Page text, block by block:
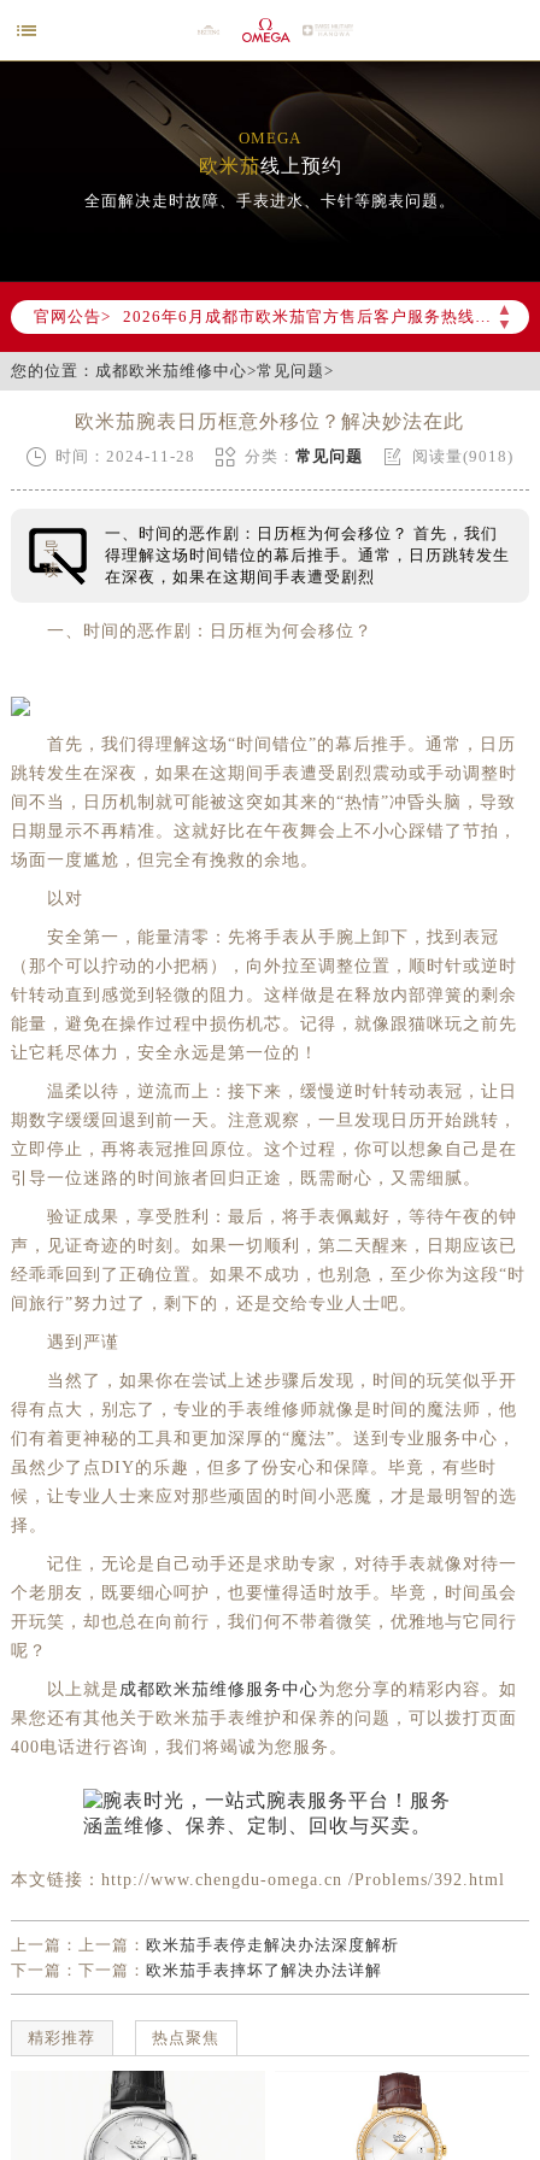

OMEGA
欧米茄线上预约
全面解决走时故障、手表进水、卡针等腕表问题。
官网公告>
▲
▼
2026年6月欧米茄成都市售后服务网络优化升级公告
节假日正常营业！
您的位置： 成都欧米茄维修中心>常见问题>
欧米茄腕表日历框意外移位？解决妙法在此
 时间：2024-11-28  分类：常见问题  阅读量(9018)
导
读
一、时间的恶作剧：日历框为何会移位？ 首先，我们
得理解这场时间错位的幕后推手。通常，日历跳转发生
在深夜，如果在这期间手表遭受剧烈
一、时间的恶作剧：日历框为何会移位？
首先，我们得理解这场“时间错位”的幕后推手。通常，日历
跳转发生在深夜，如果在这期间手表遭受剧烈震动或手动调整时
间不当，日历机制就可能被这突如其来的“热情”冲昏头脑，导致
日期显示不再精准。这就好比在午夜舞会上不小心踩错了节拍，
场面一度尴尬，但完全有挽救的余地。
以对
安全第一，能量清零：先将手表从手腕上卸下，找到表冠
（那个可以拧动的小把柄），向外拉至调整位置，顺时针或逆时
针转动直到感觉到轻微的阻力。这样做是在释放内部弹簧的剩余
能量，避免在操作过程中损伤机芯。记得，就像跟猫咪玩之前先
让它耗尽体力，安全永远是第一位的！
温柔以待，逆流而上：接下来，缓慢逆时针转动表冠，让日
期数字缓缓回退到前一天。注意观察，一旦发现日历开始跳转，
立即停止，再将表冠推回原位。这个过程，你可以想象自己是在
引导一位迷路的时间旅者回归正途，既需耐心，又需细腻。
验证成果，享受胜利：最后，将手表佩戴好，等待午夜的钟
声，见证奇迹的时刻。如果一切顺利，第二天醒来，日期应该已
经乖乖回到了正确位置。如果不成功，也别急，至少你为这段“时
间旅行”努力过了，剩下的，还是交给专业人士吧。
遇到严谨
当然了，如果你在尝试上述步骤后发现，时间的玩笑似乎开
得有点大，别忘了，专业的手表维修师就像是时间的魔法师，他
们有着更神秘的工具和更加深厚的“魔法”。送到专业服务中心，
虽然少了点DIY的乐趣，但多了份安心和保障。毕竟，有些时
候，让专业人士来应对那些顽固的时间小恶魔，才是最明智的选
择。
记住，无论是自己动手还是求助专家，对待手表就像对待一
个老朋友，既要细心呵护，也要懂得适时放手。毕竟，时间虽会
开玩笑，却也总在向前行，我们何不带着微笑，优雅地与它同行
呢？
以上就是 成都欧米茄维修服务中心为您分享的精彩内容。如
果您还有其他关于欧米茄手表维护和保养的问题，可以拨打页面
400电话进行咨询，我们将竭诚为您服务。
本文链接：http://www.chengdu-omega.cn /Problems/392.html
上一篇：上一篇： 欧米茄手表停走解决办法深度解析
下一篇：下一篇： 欧米茄手表摔坏了解决办法详解
精彩推荐 热点聚焦